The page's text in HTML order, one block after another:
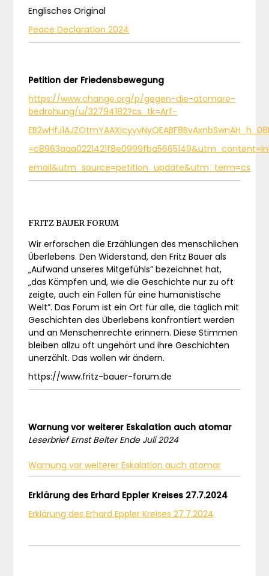
Englisches Original
Peace Declaration 2024
Petition der Friedensbewegung
https://www.change.org/p/gegen-die-atomare-
bedrohung/u/32794182?cs_tk=Arf-
email&utm_source=petition_update&utm_term=cs
FRITZ BAUER FORUM
Wir erforschen die Erzählungen des menschlichen
Überlebens. Den Widerstand, den Fritz Bauer als
„Aufwand unseres Mitgefühls” bezeichnet hat,
„das Kämpfen und, wie die Geschichte nur zu oft
zeigte, auch ein Fallen für eine humanistische
Welt”. Das Forum ist ein Ort für alle, die täglich mit
Geschichten des Überlebens konfrontiert werden
und an Menschenrechte erinnern. Diese Stimmen
bleiben allzu oft ungehört und ihre Geschichten
unerzählt. Das wollen wir ändern.
https://www.fritz-bauer-forum.de
Warnung vor weiterer Eskalation auch atomar
Leserbrief Ernst Belter Ende Juli 2024
Warnung vor weiterer Eskalation auch atomar
Erklärung des Erhard Eppler Kreises 27.7.2024
Erklärung des Erhard Eppler Kreises 27.7.2024